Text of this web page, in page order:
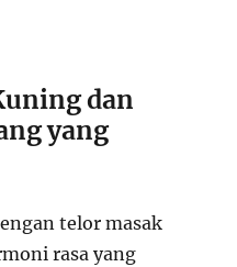
dan
yang
telor masak
rasa yang